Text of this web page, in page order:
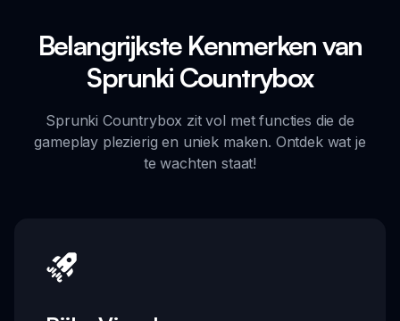
Belangrijkste Kenmerken van
Sprunki Countrybox
Sprunki Countrybox zit vol met functies die de
gameplay plezierig en uniek maken. Ontdek wat je
te wachten staat!